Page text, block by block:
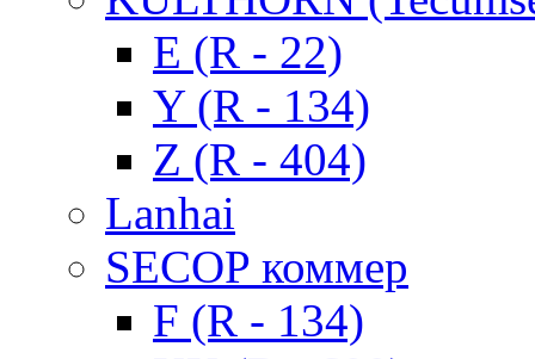
E (R - 22)
Y (R - 134)
Z (R - 404)
Lanhai
SECOP коммер
F (R - 134)